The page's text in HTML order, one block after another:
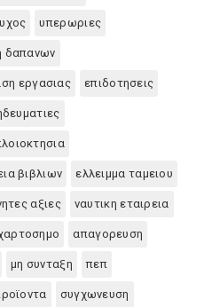
υπερωριες
δαπανων
εργασιας επιδοτησεις
βιβλιων ελλειμμα ταμειου
αξιες ναυτικη εταιρεια
απαγορευση
μη συνταξη πεπ
συγχωνευση